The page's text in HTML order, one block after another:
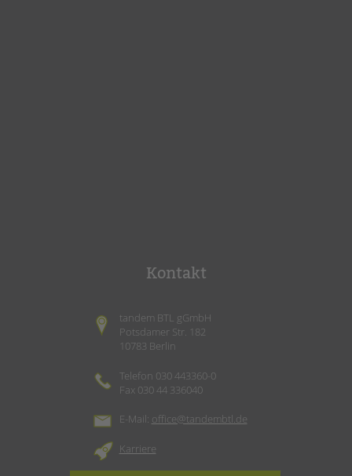
Kontakt
tandem BTL gGmbH
Potsdamer Str. 182
10783 Berlin
Telefon 030 443360-0
Fax 030 44 336040
E-Mail: office@tandembtl.de
Karriere